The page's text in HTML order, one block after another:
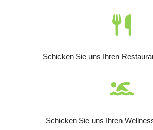
Schicken Sie uns Ihren
Schicken Sie uns Ihren